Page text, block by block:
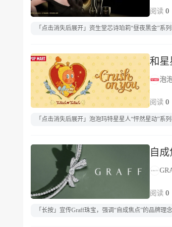
0
「点击消失后展开」资生堂芯诗珀莉“昼夜黑金”系
和星
泡
0
「点击消失后展开」泡泡玛特星星人“怦然星动”系
自
0
「长按」宣传Graff珠宝，强调“自成焦点”的品牌理